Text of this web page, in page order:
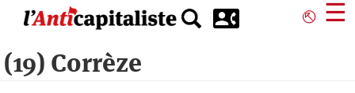
principal
⎋ ☰
(19) Corrèze